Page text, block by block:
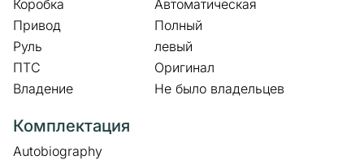
Коробка
Автоматическая
Привод
Полный
Руль
левый
ПТС
Оригинал
Владение
Не было владельцев
Комплектация
Autobiography